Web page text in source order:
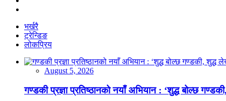
भर्खरै
ट्रेन्डिङ
लोकप्रिय
August 5, 2026
गण्डकी प्रज्ञा प्रतिष्ठानको नयाँ अभियान : ‘शुद्ध बोल्छ